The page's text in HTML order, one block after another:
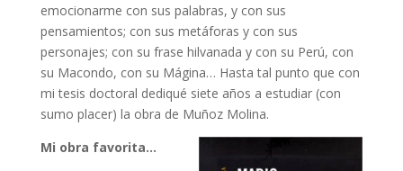
emocionarme con sus palabras, y con sus
pensamientos; con sus metáforas y con sus
personajes; con su frase hilvanada y con su Perú, con
su Macondo, con su Mágina… Hasta tal punto que con
mi tesis doctoral dediqué siete años a estudiar (con
sumo placer) la obra de Muñoz Molina.
Mi obra favorita…